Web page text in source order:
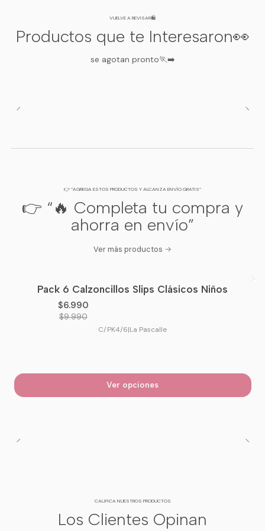
* Medidas tomadas en plano. Tolerancia de ±1 cm.
VUELVE A REVISAR🛍️
Productos que te Interesaron👀
se agotan pronto🏃‍➡️
👉 “AGREGA ESTOS PRODUCTOS Y ALCANZA ENVÍO GRATIS”
👉 “🔥 Completa tu compra y
ahorra en envío”
Ver más productos
-30% OFF
Pack 6 Calzoncillos Slips Clásicos Niños
$6.990
$9.990
C/PK4/6|La Pascalle
Ver opciones
CALIFICA NUESTROS PRODUCTOS
Los Clientes Opinan